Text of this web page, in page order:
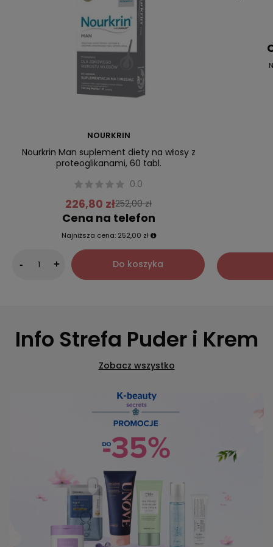
NOURKRIN
Nourkrin Man suplement diety na włosy z
proteoglikanami, 60 tabl.
0.0
226,80 zł252,00 zł
Cena na telefon
Najniższa cena: 252,00 zł
- + Do koszyka
Info Strefa Puder i Krem
Zobacz wszystko